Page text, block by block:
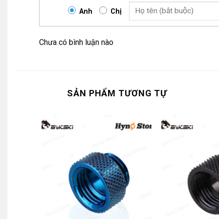
Anh Chị
Chưa có bình luận nào
SẢN PHẨM TƯƠNG TỰ